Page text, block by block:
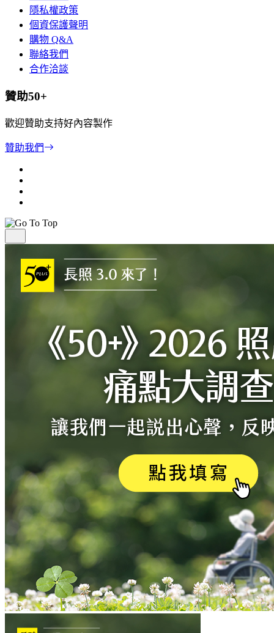
隱私權政策
個資保護聲明
購物 Q&A
聯絡我們
合作洽談
贊助50+
歡迎贊助支持好內容製作
贊助我們